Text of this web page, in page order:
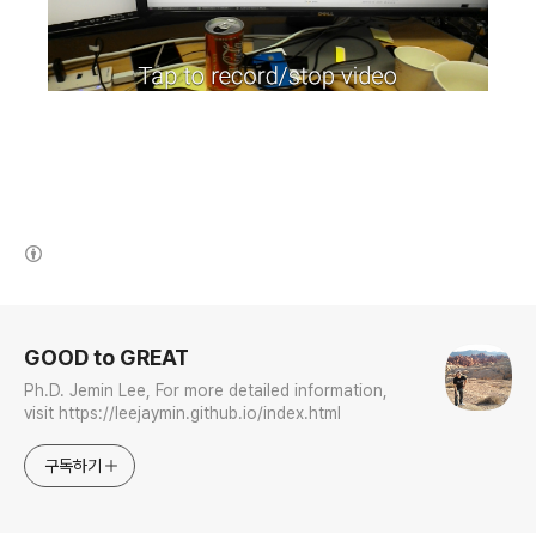
GOOD to GREAT
Ph.D. Jemin Lee, For more detailed information,
visit https://leejaymin.github.io/index.html
구독하기